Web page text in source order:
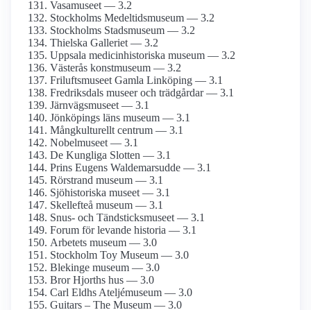
Vasamuseet — 3.2
Stockholms Medeltids­museum — 3.2
Stockholms Stadsmuseum — 3.2
Thielska Galleriet — 3.2
Uppsala medicinhistoriska museum — 3.2
Västerås konstmuseum — 3.2
Frilufts­museet Gamla Linköping — 3.1
Fredriksdals museer och trädgårdar — 3.1
Järnvägs­museet — 3.1
Jönköpings läns museum — 3.1
Mångkulturellt centrum — 3.1
Nobelmuseet — 3.1
De Kungliga Slotten — 3.1
Prins Eugens Waldemarsudde — 3.1
Rörstrand museum — 3.1
Sjöhistoriska museet — 3.1
Skellefteå museum — 3.1
Snus- och Tändsticks­museet — 3.1
Forum för levande historia — 3.1
Arbetets museum — 3.0
Stockholm Toy Museum — 3.0
Blekinge museum — 3.0
Bror Hjorths hus — 3.0
Carl Eldhs Ateljémuseum — 3.0
Guitars – The Museum — 3.0